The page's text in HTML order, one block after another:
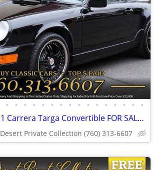
• • • • • • • • • • • • • • • •
1991 Porsche 911 Carrera Targa Convertible FOR SALE. Trades Welcome!
Desert Private Collection (760) 313-6607